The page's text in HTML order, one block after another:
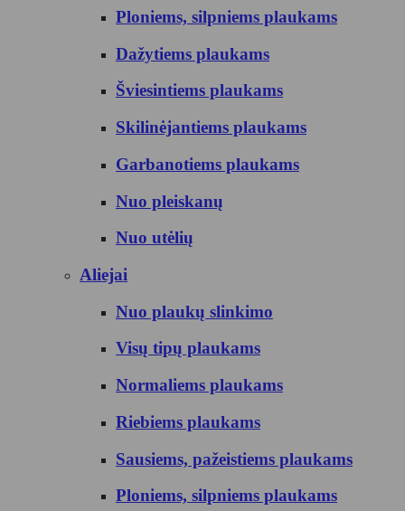
Ploniems, silpniems plaukams
Dažytiems plaukams
Šviesintiems plaukams
Skilinėjantiems plaukams
Garbanotiems plaukams
Nuo pleiskanų
Nuo utėlių
Aliejai
Nuo plaukų slinkimo
Visų tipų plaukams
Normaliems plaukams
Riebiems plaukams
Sausiems, pažeistiems plaukams
Ploniems, silpniems plaukams